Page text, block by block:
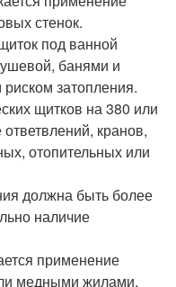
стенок.
под ванной
банями и
затопления.
щитков на 380 или
кранов,
отопительных или
должна быть более
наличие
применение
медными жилами.